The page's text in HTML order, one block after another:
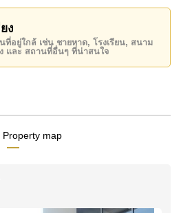
พัทยาคันทรีคลับ , รพ.กรุงเทพ
ยน
หรับขายในราคา ฿ 12,200,000
าคา ฿ 80,000 บาท
ที่ Cornerstone Real Estate
ทรัพย์นี้อยู่ภายใต้กรรมสิทธิ์ ชื่อ
ห้ที่อยู่อาศัยนี้เป็นบ้านในฝันของ
ง
ที่อยู่ใกล้ เช่น ชายหาด, โรงเรียน, สนาม
และ สถานที่อื่นๆ ที่น่าสนใจ